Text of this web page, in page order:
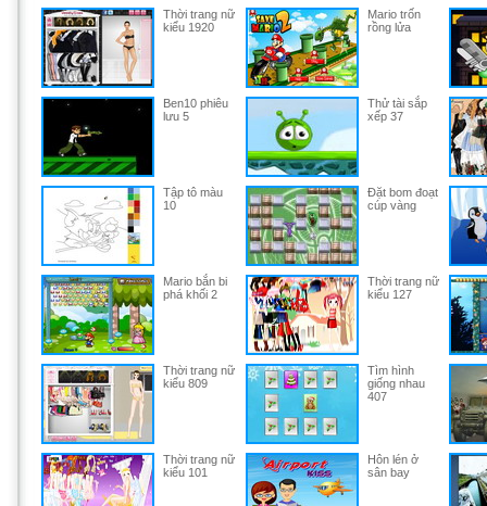
Thời trang nữ
kiểu 1920
Mario trốn
rồng lửa
Ben10 phiêu
lưu 5
Thử tài sắp
xếp 37
Tập tô màu
10
Đặt bom đoạt
cúp vàng
Mario bắn bi
phá khối 2
Thời trang nữ
kiểu 127
Thời trang nữ
kiểu 809
Tìm hình
giống nhau
407
Thời trang nữ
kiểu 101
Hôn lén ở
sân bay